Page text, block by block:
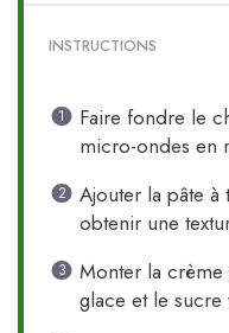
INSTRUCTIONS
Faire fondre le
micro-ondes en
Ajouter la pâte à
obtenir une
Monter la crème
glace et le sucre